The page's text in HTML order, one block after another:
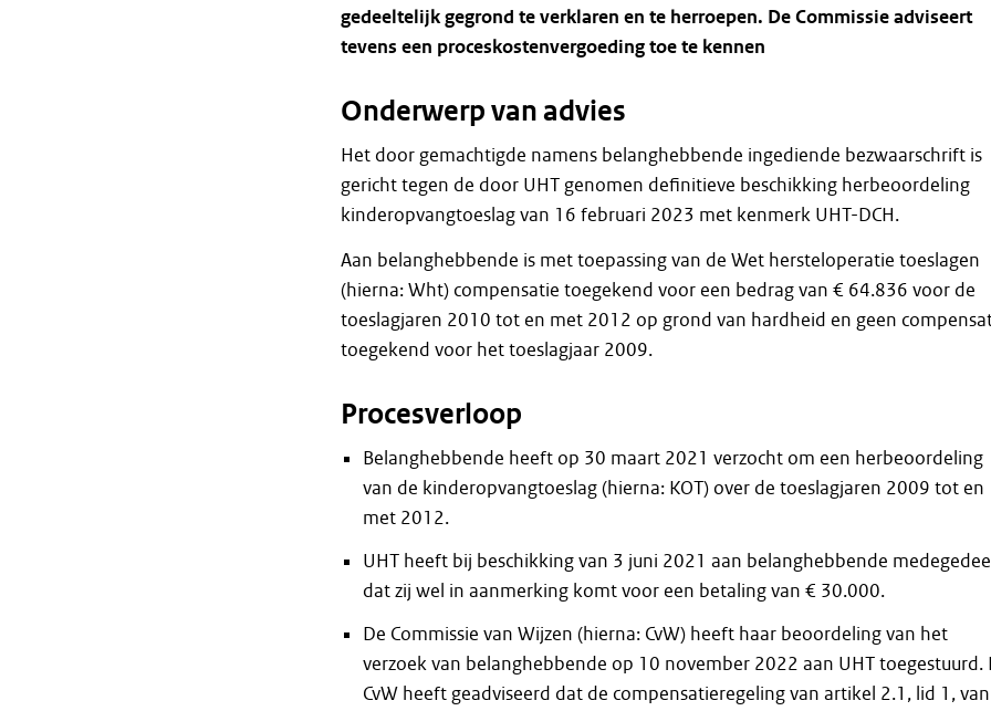
gedeeltelijkgegrond teverklaren en te herroepen. DeCommissieadviseert
tevens een proceskostenvergoedingtoete kennen
Onderwerp van advies
Het door gemachtigde namens belanghebbende ingediende bezwaarschrift is
gericht tegen de door UHT genomen definitieve beschikking herbeoordeling
kinderopvangtoeslag van 16 februari 2023 met kenmerk UHT-DCH.
Aan belanghebbende is met toepassing van de Wet hersteloperatie toeslagen
(hierna: Wht) compensatie toegekend voor een bedrag van € 64.836 voor de
toeslagjaren 2010 tot en met 2012 op grond van hardheid en geen
toegekend voor het toeslagjaar 2009.
Procesverloop
Belanghebbende heeft op 30 maart 2021 verzocht om een herbeoordeling
van de kinderopvangtoeslag (hierna: KOT) over de toeslagjaren 2009 tot en
met 2012.
UHT heeft bij beschikking van 3 juni 2021 aan belanghebbende
dat zij wel in aanmerking komt voor een betaling van € 30.000.
De Commissie van Wijzen (hierna: CvW) heeft haar beoordeling van het
verzoek van belanghebbende op 10 november 2022 aan UHT toegestuurd.
CvW heeft geadviseerd dat de compensatieregeling van artikel 2.1, lid 1, van